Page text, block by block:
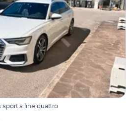
sport s.line quattro